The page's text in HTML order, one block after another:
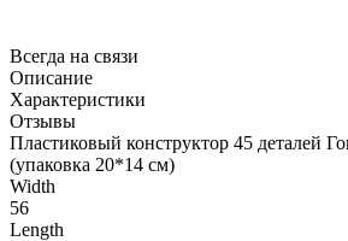
Всегда на связи
Описание
Характеристики
Отзывы
Пластиковый конструктор 45 деталей
(упаковка 20*14 см)
Width
56
Length